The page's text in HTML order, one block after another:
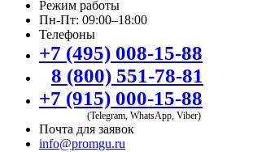
Режим работы
Пн-Пт: 09:00–18:00
Телефоны
+7 (495) 008-15-88
8 (800) 551-78-81
+7 (915) 000-15-88
(Telegram, WhatsApp, Viber)
Почта для заявок
info@promgu.ru